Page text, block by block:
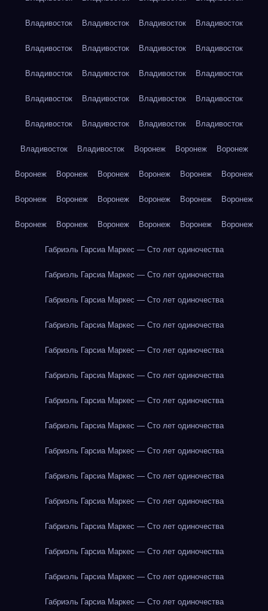
Владивосток Владивосток Владивосток Владивосток
Владивосток Владивосток Владивосток Владивосток
Владивосток Владивосток Владивосток Владивосток
Владивосток Владивосток Владивосток Владивосток
Владивосток Владивосток Владивосток Владивосток
Владивосток Владивосток Воронеж Воронеж Воронеж
Воронеж Воронеж Воронеж Воронеж Воронеж Воронеж
Воронеж Воронеж Воронеж Воронеж Воронеж Воронеж
Воронеж Воронеж Воронеж Воронеж Воронеж Воронеж
Габриэль Гарсиа Маркес — Сто лет одиночества
Габриэль Гарсиа Маркес — Сто лет одиночества
Габриэль Гарсиа Маркес — Сто лет одиночества
Габриэль Гарсиа Маркес — Сто лет одиночества
Габриэль Гарсиа Маркес — Сто лет одиночества
Габриэль Гарсиа Маркес — Сто лет одиночества
Габриэль Гарсиа Маркес — Сто лет одиночества
Габриэль Гарсиа Маркес — Сто лет одиночества
Габриэль Гарсиа Маркес — Сто лет одиночества
Габриэль Гарсиа Маркес — Сто лет одиночества
Габриэль Гарсиа Маркес — Сто лет одиночества
Габриэль Гарсиа Маркес — Сто лет одиночества
Габриэль Гарсиа Маркес — Сто лет одиночества
Габриэль Гарсиа Маркес — Сто лет одиночества
Габриэль Гарсиа Маркес — Сто лет одиночества